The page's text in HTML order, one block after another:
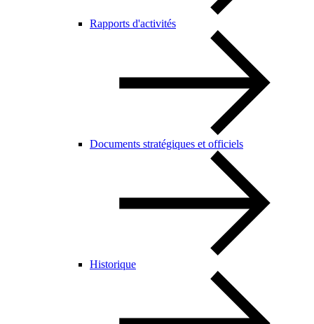
Rapports d'activités
Documents stratégiques et officiels
Historique